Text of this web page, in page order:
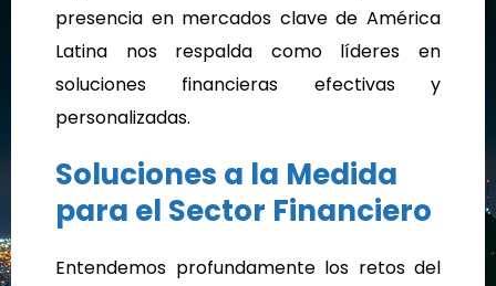
presencia en mercados clave de América
Latina nos respalda como líderes en
soluciones financieras efectivas y
personalizadas.
Soluciones a la Medida
para el Sector Financiero
Entendemos profundamente los retos del